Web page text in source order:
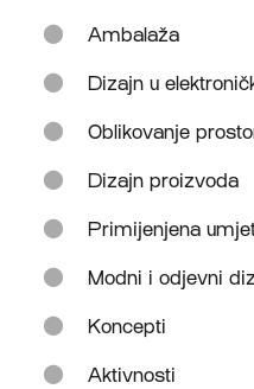
Ambalaža
Dizajn u
Oblikovanje
Dizajn proizvoda
Primijenjena
Modni i odjevni
Koncepti
Aktivnosti